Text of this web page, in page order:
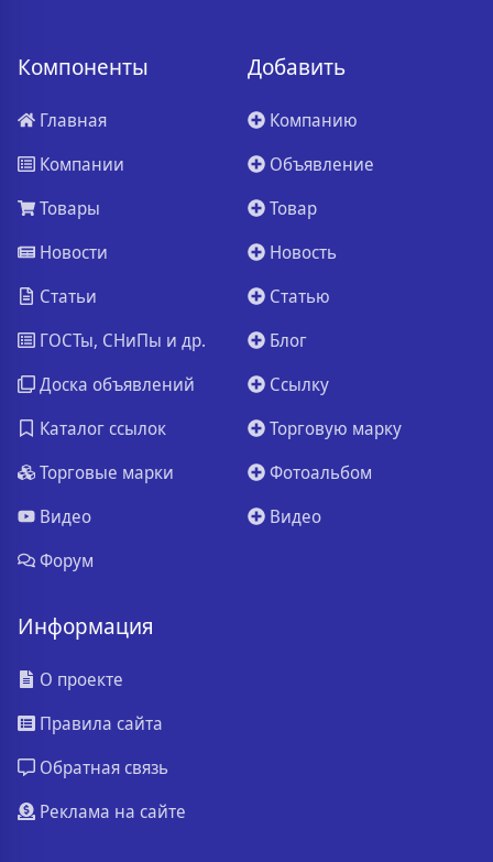
Компоненты
Главная
Компании
Товары
Новости
Статьи
ГОСТы, СНиПы и др.
Доска объявлений
Каталог ссылок
Торговые марки
Видео
Форум
Добавить
Компанию
Объявление
Товар
Новость
Статью
Блог
Ссылку
Торговую марку
Фотоальбом
Видео
Информация
О проекте
Правила сайта
Обратная связь
Реклама на сайте